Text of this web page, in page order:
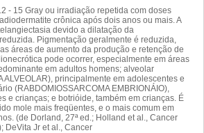
- 15 Gray ou irradiação repetida com doses
crônica após dois anos ou mais. A
devido a dilatação da
Pigmentação geralmente é reduzida,
áreas de aumento da produção e retenção de
pode ocorrer, especialmente em áreas
em adultos homens; alveolar
ALVEOLAR), principalmente em adolescentes e
(RABDOMIOSSARCOMA EMBRIONÁIO),
e crianças; e botrióide, também em crianças. É
mole mais freqüentes, e o mais comum em
(de Dorland, 27ª ed.; Holland et al., Cancer
DeVita Jr et al., Cancer